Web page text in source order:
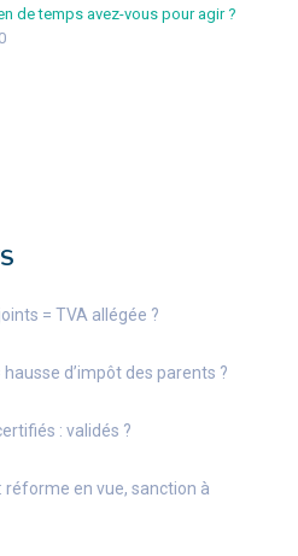
de temps avez-vous pour agir ?
= TVA allégée ?
d’impôt des parents ?
: validés ?
réforme en vue, sanction à